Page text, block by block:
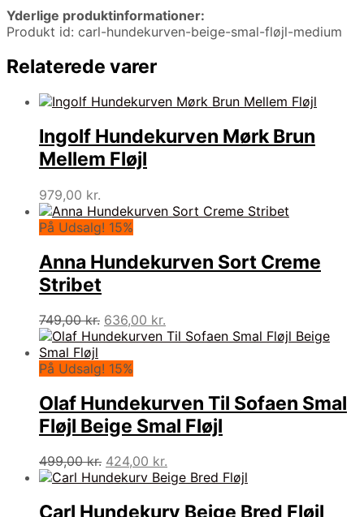
Yderlige produktinformationer:
Produkt id: carl-hundekurven-beige-smal-fløjl-medium
Relaterede varer
Ingolf Hundekurven Mørk Brun
Mellem Fløjl
979,00 kr.
På Udsalg! 15%
Anna Hundekurven Sort Creme
Stribet
749,00kr. Den
oprindelige
var:
636,00 kr.
aktuelle
På Udsalg! 15%
Olaf Hundekurven Til Sofaen Smal
Fløjl Beige Smal Fløjl
499,00kr. Den
oprindelige
var:
424,00 kr.
aktuelle
er:
Carl Hundekurv Beige Bred Fløjl